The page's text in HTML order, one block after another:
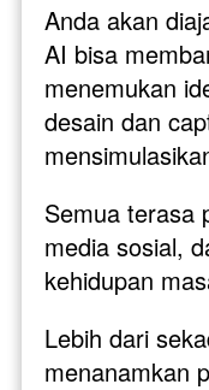
Anda akan
AI bisa
menemukan
desain dan
Semua terasa
media sosial,
kehidupan
Lebih dari
menanamkan